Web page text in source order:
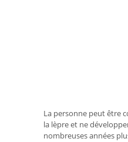
La personne peut être
la lèpre et ne
nombreuses années